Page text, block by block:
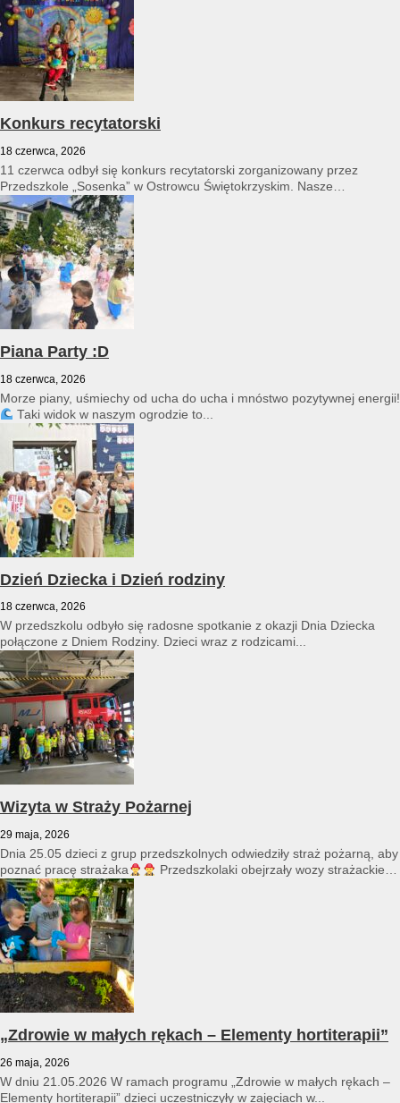
Konkurs recytatorski
18 czerwca, 2026
11 czerwca odbył się konkurs recytatorski zorganizowany przez
Przedszkole „Sosenka” w Ostrowcu Świętokrzyskim. Nasze
przedszkole reprezentował Franciszek Karpiński...
Piana Party :D
18 czerwca, 2026
Morze piany, uśmiechy od ucha do ucha i mnóstwo pozytywnej energii!
Taki widok w naszym ogrodzie to...
Dzień Dziecka i Dzień rodziny
18 czerwca, 2026
W przedszkolu odbyło się radosne spotkanie z okazji Dnia Dziecka
połączone z Dniem Rodziny. Dzieci wraz z rodzicami...
Wizyta w Straży Pożarnej
29 maja, 2026
Dnia 25.05 dzieci z grup przedszkolnych odwiedziły straż pożarną, aby
poznać pracę strażaka
Przedszkolaki obejrzały wozy strażackie
i...
„Zdrowie w małych rękach – Elementy hortiterapii”
26 maja, 2026
W dniu 21.05.2026 W ramach programu „Zdrowie w małych rękach –
Elementy hortiterapii” dzieci uczestniczyły w zajęciach w...